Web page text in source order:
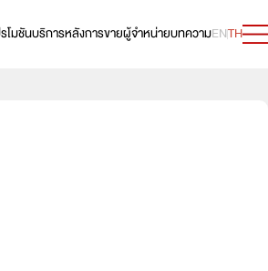
โมชันบริการหลังการขายผู้จำหน่ายบทความENTH